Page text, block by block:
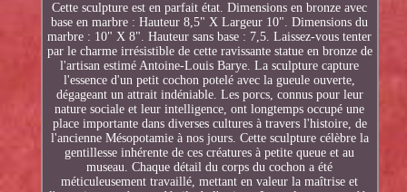
Cette sculpture est en parfait état. Dimensions en bronze avec
base en marbre : Hauteur 8,5" X Largeur 10". Dimensions du
marbre : 10" X 8". Hauteur sans base : 7,5. Laissez-vous tenter
par le charme irrésistible de cette ravissante statue en bronze de
l'artisan estimé Antoine-Louis Barye. La sculpture capture
l'essence d'un petit cochon potelé avec la gueule ouverte,
dégageant un attrait indéniable. Les porcs, connus pour leur
nature sociale et leur intelligence, ont longtemps occupé une
place importante dans diverses cultures à travers l'histoire, de
l'ancienne Mésopotamie à nos jours. Cette sculpture célèbre la
gentillesse inhérente de ces créatures à petite queue et au
museau. Chaque détail du corps du cochon a été
méticuleusement travaillé, mettant en valeur la maîtrise et